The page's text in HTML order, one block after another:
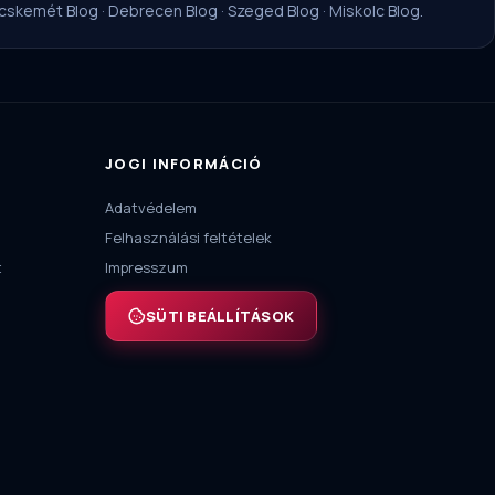
Blog · Debrecen Blog · Szeged Blog · Miskolc Blog.
JOGI INFORMÁCIÓ
Adatvédelem
Felhasználási feltételek
Impresszum
SÜTI BEÁLLÍTÁSOK